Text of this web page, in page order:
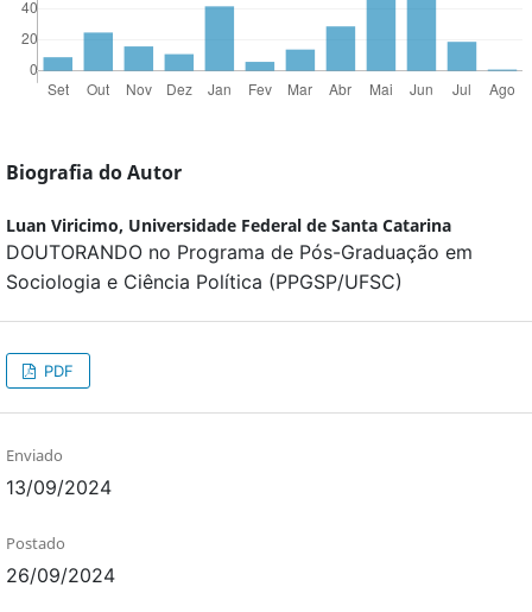
Biografia do Autor
Luan Viricimo, Universidade Federal de Santa Catarina
DOUTORANDO no Programa de Pós-Graduação em
Sociologia e Ciência Política (PPGSP/UFSC)
PDF
Enviado
13/09/2024
Postado
26/09/2024